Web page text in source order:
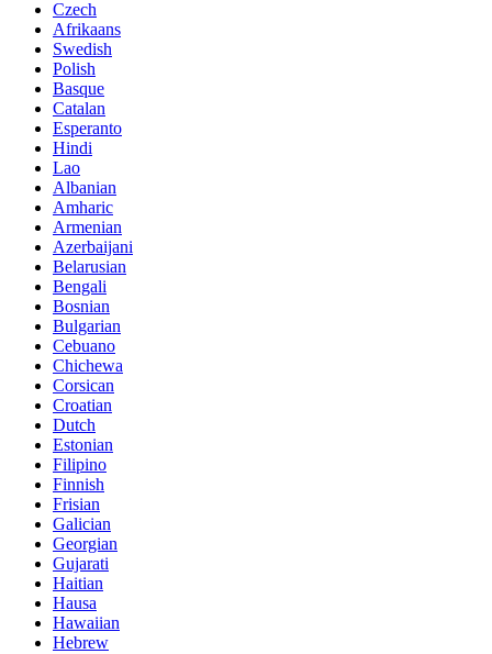
Czech
Afrikaans
Swedish
Polish
Basque
Catalan
Esperanto
Hindi
Lao
Albanian
Amharic
Armenian
Azerbaijani
Belarusian
Bengali
Bosnian
Bulgarian
Cebuano
Chichewa
Corsican
Croatian
Dutch
Estonian
Filipino
Finnish
Frisian
Galician
Georgian
Gujarati
Haitian
Hausa
Hawaiian
Hebrew